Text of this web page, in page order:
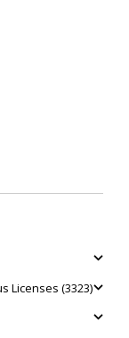
Licenses (3323)